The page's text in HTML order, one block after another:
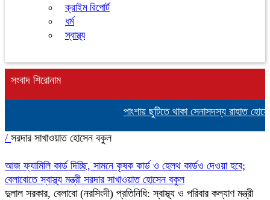
ক্রাইম রিপোর্ট
ধর্ম
স্বাস্থ্য
সংবাদ শিরোনাম
পাংশায় ছুটিতে থাকা সেনাসদস্য রাহাত
/ সরদার সাখাওয়াত হোসেন বকুল
আজ ফ্যামিলি কার্ড দিচ্ছি, সামনে কৃষক কার্ড ও হেলথ কার্ডও দেওয়া হবে;
বেলাবোতে স্বাস্থ্য মন্ত্রী সরদার সাখাওয়াত হোসেন বকুল
দুলাল সরকার, বেলাবো (নরসিংদী) প্রতিনিধি: স্বাস্থ্য ও পরিবার কল্যাণ মন্ত্রী